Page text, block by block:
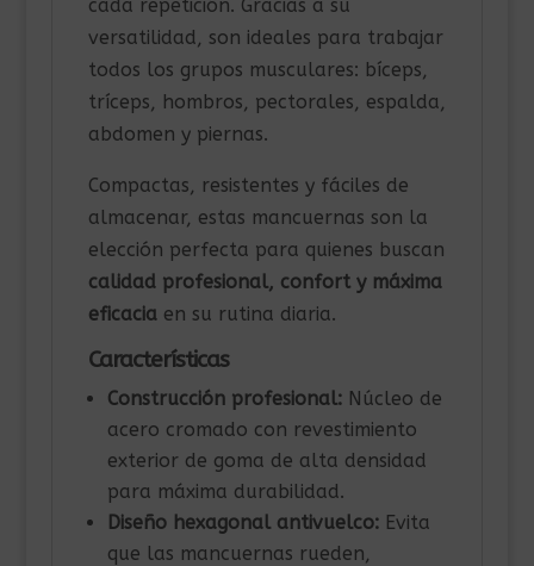
cada repetición. Gracias a su
versatilidad, son ideales para trabajar
todos los grupos musculares: bíceps,
tríceps, hombros, pectorales, espalda,
abdomen y piernas.
Compactas, resistentes y fáciles de
almacenar, estas mancuernas son la
elección perfecta para quienes buscan
calidad profesional, confort y máxima
eficaciaen su rutina diaria.
Características
Construcción profesional:Núcleo de
acero cromado con revestimiento
exterior de goma de alta densidad
para máxima durabilidad.
Diseño hexagonal antivuelco:Evita
que las mancuernas rueden,